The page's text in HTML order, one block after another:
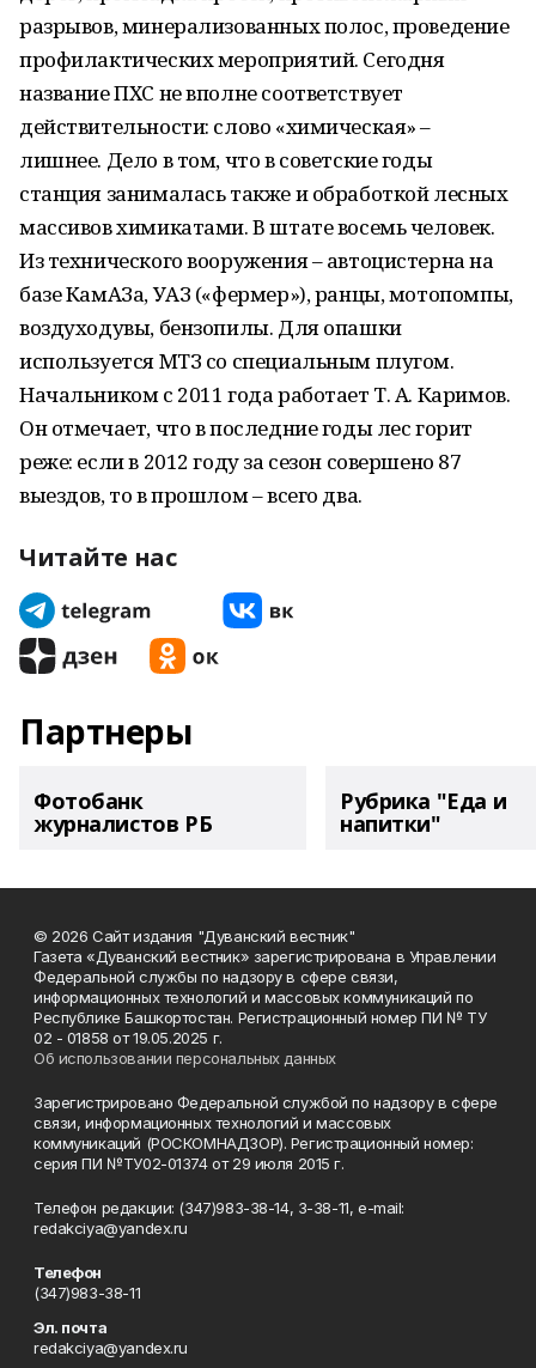
разрывов, минерализованных полос, проведение
профилактических мероприятий. Сегодня
название ПХС не вполне соответствует
действительности: слово «химическая» –
лишнее. Дело в том, что в советские годы
станция занималась также и обработкой лесных
массивов химикатами. В штате восемь человек.
Из технического вооружения – автоцистерна на
базе КамАЗа, УАЗ («фермер»), ранцы, мотопомпы,
воздуходувы, бензопилы. Для опашки
используется МТЗ со специальным плугом.
Начальником с 2011 года работает Т. А. Каримов.
Он отмечает, что в последние годы лес горит
реже: если в 2012 году за сезон совершено 87
выездов, то в прошлом – всего два.
Читайте нас
Партнеры
Фотобанк
журналистов РБ
Рубрика "Еда и
напитки"
© 2026 Сайт издания "Дуванский вестник"
Газета «Дуванский вестник» зарегистрирована в Управлении
Федеральной службы по надзору в сфере связи,
информационных технологий и массовых коммуникаций по
Республике Башкортостан. Регистрационный номер ПИ № ТУ
02 - 01858 от 19.05.2025 г.
Об использовании персональных данных
Зарегистрировано Федеральной службой по надзору в сфере
связи, информационных технологий и массовых
коммуникаций (РОСКОМНАДЗОР). Регистрационный номер:
серия ПИ №ТУ02-01374 от 29 июля 2015 г.
Телефон редакции: (347)983-38-14, 3-38-11, e-mail:
redakciya@yandex.ru
Телефон
(347)983-38-11
Эл. почта
redakciya@yandex.ru